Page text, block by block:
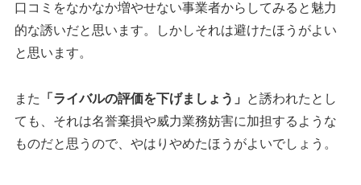
口コミをなかなか増やせない事業者からしてみると魅力
的な誘いだと思います。しかしそれは避けたほうがよい
と思います。
また 「ライバルの評価を下げましょう」
と誘われたとし
ても、それは名誉棄損や威力業務妨害に加担するような
ものだと思うので、やはりやめたほうがよいでしょう。